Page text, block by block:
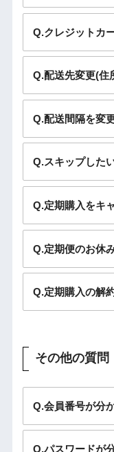
Q.クレジットカ
Q.配送先変更(住
Q.配送間隔を変
Q.スキップした
Q.定期購入をキ
Q.定期便のお休
Q.定期購入の解
その他の質問
Q.会員番号が分
Q.パスワードが